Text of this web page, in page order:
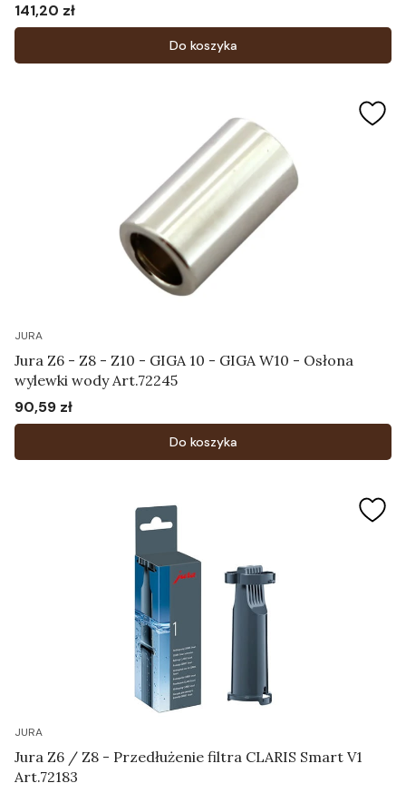
Cena
141,20 zł
Do koszyka
JURA
Jura Z6 - Z8 - Z10 - GIGA 10 - GIGA W10 - Osłona
wylewki wody Art.72245
Cena
90,59 zł
Do koszyka
JURA
Jura Z6 / Z8 - Przedłużenie filtra CLARIS Smart V1
Art.72183